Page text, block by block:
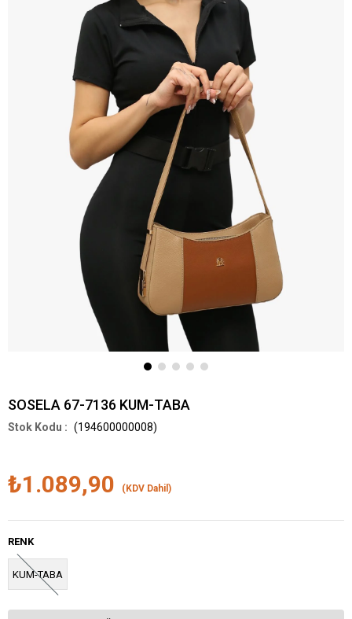
SOSELA 67-7136 KUM-TABA
(194600000008)
₺1.089,90 (KDV Dahil)
RENK
KUM-TABA